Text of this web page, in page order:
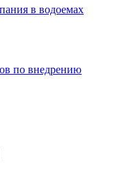
в водоемах
по внедрению